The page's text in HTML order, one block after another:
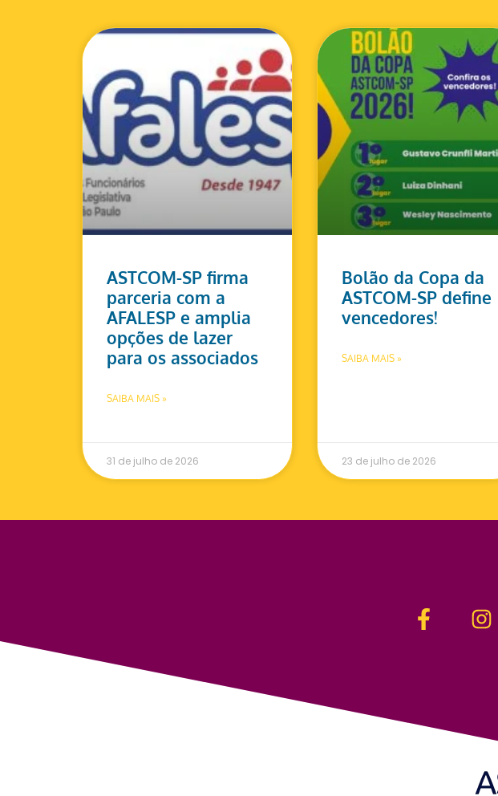
ASTCOM-SP firma
parceria com a
AFALESP e amplia
opções de lazer
para os associados
SAIBA MAIS »
31 de julho de 2026
Bolão da Copa da
ASTCOM-SP define
vencedores!
SAIBA MAIS »
23 de julho de 2026